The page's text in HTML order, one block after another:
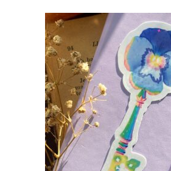
AJOUTER AU PANIER